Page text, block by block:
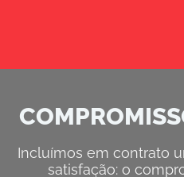
Incluímos em contrato
satisfação: o